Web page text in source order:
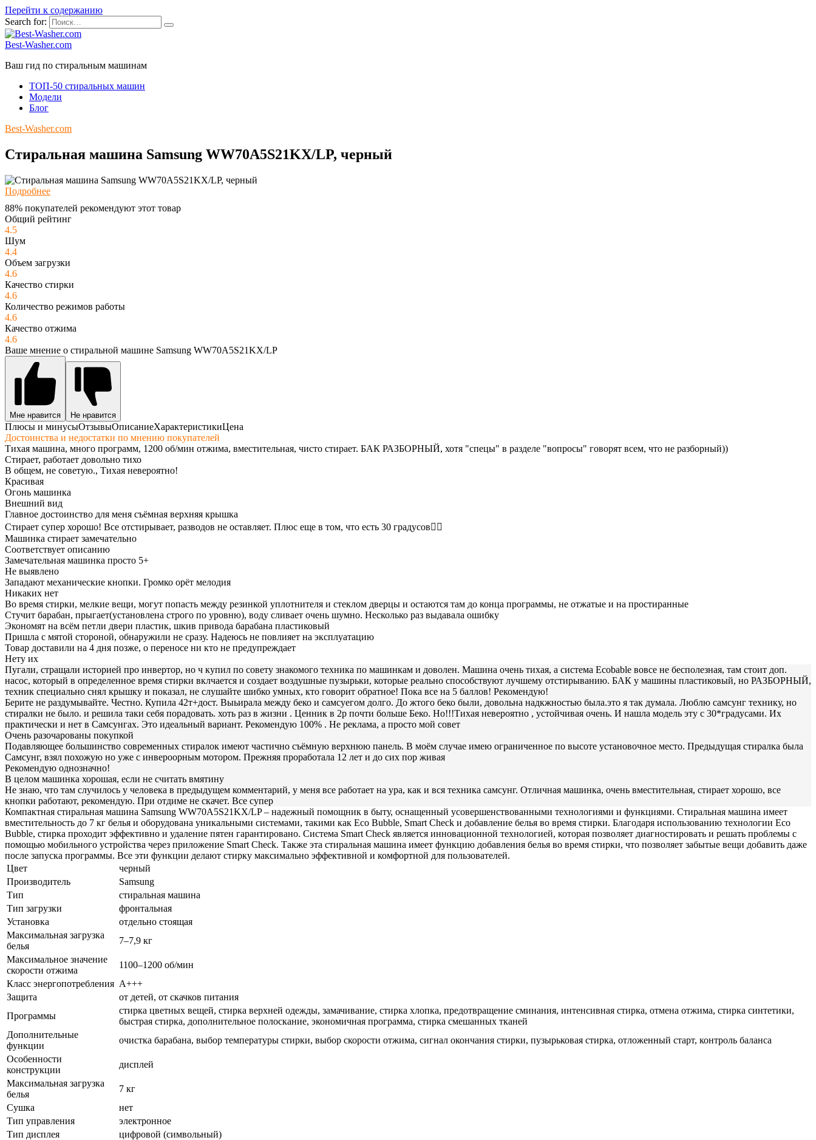
Перейти к содержанию
Search for:
Best-Washer.com
Ваш гид по стиральным машинам
ТОП-50 стиральных машин
Модели
Блог
Best-Washer.com
Стиральная машина Samsung WW70A5S21KX/LP, черный
Подробнее
88% покупателей рекомендуют этот товар
Общий рейтинг
4.5
Шум
4.4
Объем загрузки
4.6
Качество стирки
4.6
Количество режимов работы
4.6
Качество отжима
4.6
Ваше мнение о стиральной машине Samsung WW70A5S21KX/LP
Мне нравится Не нравится
Плюсы и минусыОтзывыОписаниеХарактеристикиЦена
Достоинства и недостатки по мнению покупателей
Тихая машина, много программ, 1200 об/мин отжима, вместительная, чисто стирает. БАК РАЗБОРНЫЙ, хотя "спецы" в разделе "вопросы" говорят всем, что не разборный))
Стирает, работает довольно тихо
В общем, не советую., Тихая невероятно!
Красивая
Огонь машинка
Внешний вид
Главное достоинство для меня съёмная верхняя крышка
Стирает супер хорошо! Все отстирывает, разводов не оставляет. Плюс еще в том, что есть 30 градусов👌🏻
Машинка стирает замечательно
Соответствует описанию
Замечательная машинка просто 5+
Не выявлено
Западают механические кнопки. Громко орёт мелодия
Никаких нет
Во время стирки, мелкие вещи, могут попасть между резинкой уплотнителя и стеклом дверцы и остаются там до конца программы, не отжатые и на простиранные
Стучит барабан, прыгает(установлена строго по уровню), воду сливает очень шумно. Несколько раз выдавала ошибку
Экономят на всём петли двери пластик, шкив привода барабана пластиковый
Пришла с мятой стороной, обнаружили не сразу. Надеюсь не повлияет на эксплуатацию
Товар доставили на 4 дня позже, о переносе ни кто не предупреждает
Нету их
Пугали, стращали историей про инвертор, но ч купил по совету знакомого техника по машинкам и доволен. Машина очень тихая, а система Ecobable вовсе не бесполезная, там стоит доп.
насос, который в определенное время стирки вклчается и создает воздушные пузырьки, которые реально способствуют лучшему отстирыванию. БАК у машины пластиковый, но РАЗБОРНЫЙ,
техник специально снял крышку и показал, не слушайте шибко умных, кто говорит обратное! Пока все на 5 баллов! Рекомендую!
Берите не раздумывайте. Честно. Купила 42т+дост. Выьирала между беко и самсуегом долго. До жтого беко были, довольна надкжностью была.это я так думала. Люблю самсунг технику, но
стиралки не было. и решила таки себя порадовать. хоть раз в жизни . Ценник в 2р почти больше Беко. Но!!!Тихая невероятно , устойчивая очень. И нашла модель эту с 30*градусами. Их
практически и нет в Самсунгах. Это идеальный вариант. Рекомендую 100% . Не реклама, а просто мой совет
Очень разочарованы покупкой
Подавляющее большинство современных стиралок имеют частично съёмную верхнюю панель. В моём случае имею ограниченное по высоте установочное место. Предыдущая стиралка была
Самсунг, взял похожую но уже с инвероорным мотором. Прежняя проработала 12 лет и до сих пор живая
Рекомендую однозначно!
В целом машинка хорошая, если не считать вмятину
Не знаю, что там случилось у человека в предыдущем комментарий, у меня все работает на ура, как и вся техника самсунг. Отличная машинка, очень вместительная, стирает хорошо, все
кнопки работают, рекомендую. При отдиме не скачет. Все супер
Компактная стиральная машина Samsung WW70A5S21KX/LP – надежный помощник в быту, оснащенный усовершенствованными технологиями и функциями. Стиральная машина имеет
вместительность до 7 кг белья и оборудована уникальными системами, такими как Eco Bubble, Smart Check и добавление белья во время стирки. Благодаря использованию технологии Eco
Bubble, стирка проходит эффективно и удаление пятен гарантировано. Система Smart Check является инновационной технологией, которая позволяет диагностировать и решать проблемы с
помощью мобильного устройства через приложение Smart Check. Также эта стиральная машина имеет функцию добавления белья во время стирки, что позволяет забытые вещи добавить даже
после запуска программы. Все эти функции делают стирку максимально эффективной и комфортной для пользователей.
Цвет
черный
Производитель
Samsung
Тип
стиральная машина
Тип загрузки
фронтальная
Установка
отдельно стоящая
Максимальная загрузка
белья
7–7,9 кг
Максимальное значение
скорости отжима
1100–1200 об/мин
Класс энергопотребления A+++
Защита
от детей, от скачков питания
Программы
стирка цветных вещей, стирка верхней одежды, замачивание, стирка хлопка, предотвращение сминания, интенсивная стирка, отмена отжима, стирка синтетики,
быстрая стирка, дополнительное полоскание, экономичная программа, стирка смешанных тканей
Дополнительные
функции
очистка барабана, выбор температуры стирки, выбор скорости отжима, сигнал окончания стирки, пузырьковая стирка, отложенный старт, контроль баланса
Особенности
конструкции
дисплей
Максимальная загрузка
белья
7 кг
Сушка
нет
Тип управления
электронное
Тип дисплея
цифровой (символьный)